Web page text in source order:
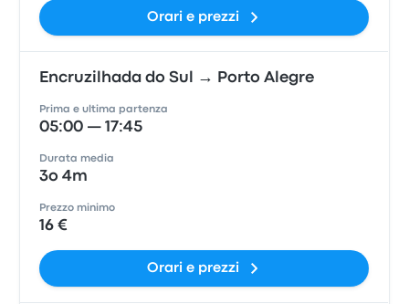
Orari e prezzi
Encruzilhada do Sul → Porto Alegre
Prima e ultima partenza
05:00 — 17:45
Durata media
3o 4m
Prezzo minimo
16 €
Orari e prezzi